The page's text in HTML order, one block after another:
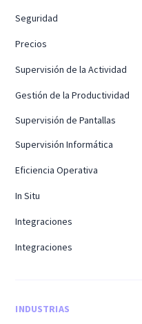
Seguridad
Precios
Supervisión de la Actividad
Gestión de la Productividad
Supervisión de Pantallas
Supervisión Informática
Eficiencia Operativa
In Situ
Integraciones
Integraciones
INDUSTRIAS